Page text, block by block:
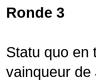
Ronde 3
Statu quo en
vainqueur de